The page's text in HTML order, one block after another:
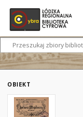
OBIEKT